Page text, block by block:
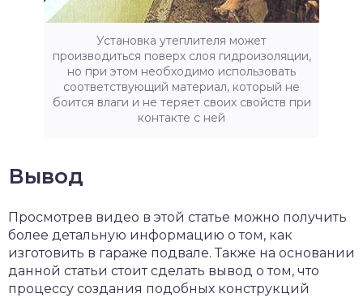
Установка утеплителя может
производиться поверх слоя гидроизоляции,
но при этом необходимо использовать
соответствующий материал, который не
боится влаги и не теряет своих свойств при
контакте с ней
Вывод
Просмотрев видео в этой статье можно получить
более детальную информацию о том, как
изготовить в гараже подвале. Также на основании
данной статьи стоит сделать вывод о том, что
процессу создания подобных конструкций